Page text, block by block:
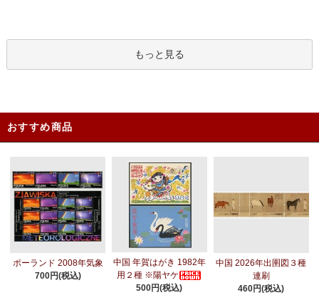
もっと見る
おすすめ商品
ポーランド 2008年気象
700円(税込)
中国 年賀はがき 1982年
用２種 ※陽ヤケ
500円(税込)
中国 2026年出圉図３種
連刷
460円(税込)